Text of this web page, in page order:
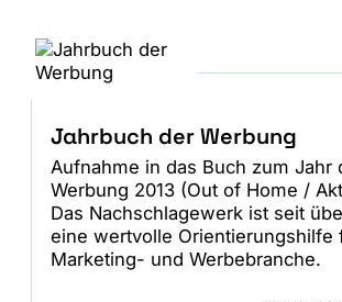
Jahrbuch der Werbung
Aufnahme in das Buch zum Jahr
Werbung 2013 (Out of Home /
Das Nachschlagewerk ist seit
eine wertvolle Orientierungshilfe
Marketing- und Werbebranche.